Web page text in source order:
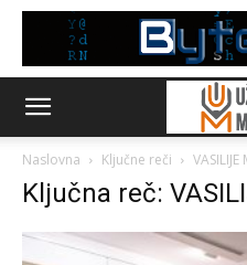
Naslovna Ključne reči VASILIJE
Ključna reč: